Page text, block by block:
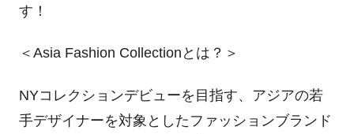
す！
＜Asia Fashion Collectionとは？＞
NYコレクションデビューを目指す、アジアの若
手デザイナーを対象としたファッションブランド